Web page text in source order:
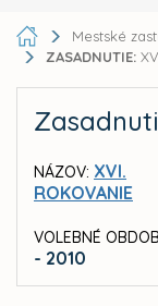
Mestské
ZASADNUTIE:
NÁZOV: XVI.
ROKOVANIE
VOLEBNÉ
- 2010